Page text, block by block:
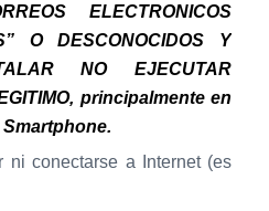
ELECTRONICOS
O DESCONOCIDOS Y
NO EJECUTAR
principalmente en
ni conectarse a Internet (es